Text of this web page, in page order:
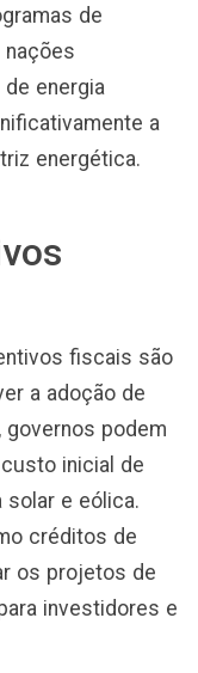
de
nações
energia
a
energética.
fiscais são
a adoção de
governos podem
inicial de
solar e eólica.
créditos de
os projetos de
investidores e